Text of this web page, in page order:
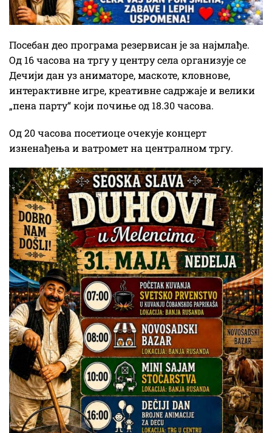
Посебан део програма резервисан је за најмлађе.
Од 16 часова на тргу у центру села организује се
Дечији дан уз аниматоре, маскоте, кловнове,
интерактивне игре, креативне садржаје и велики
„пена партy“ који почиње од 18.30 часова.
Од 20 часова посетиоце очекује концерт
изненађења и ватромет на централном тргу.